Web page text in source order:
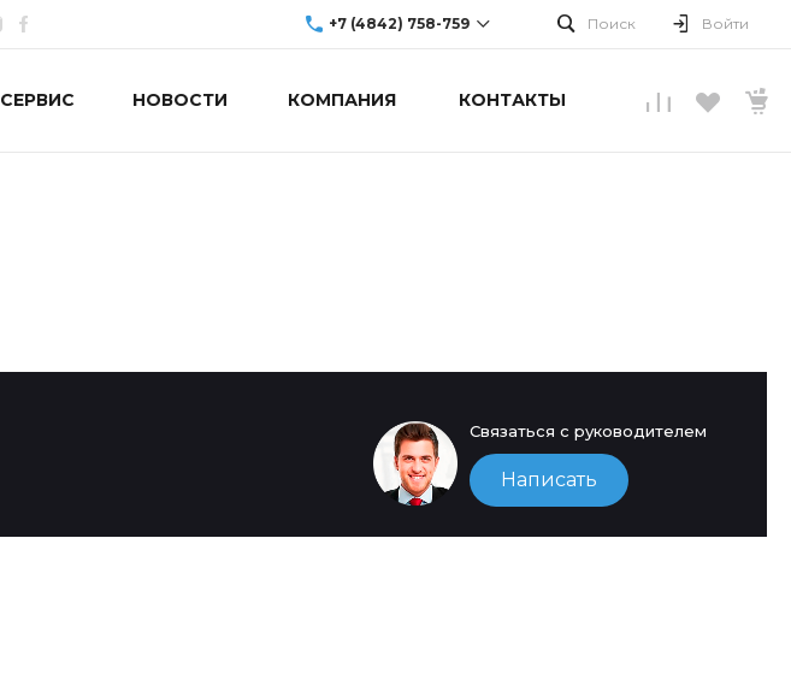
+7 (4842) 758-759
г. Обнинск, ул.
Поиск Войти
СЕРВИС НОВОСТИ КОМПАНИЯ КОНТАКТЫ
Связаться с руководителем
Написать